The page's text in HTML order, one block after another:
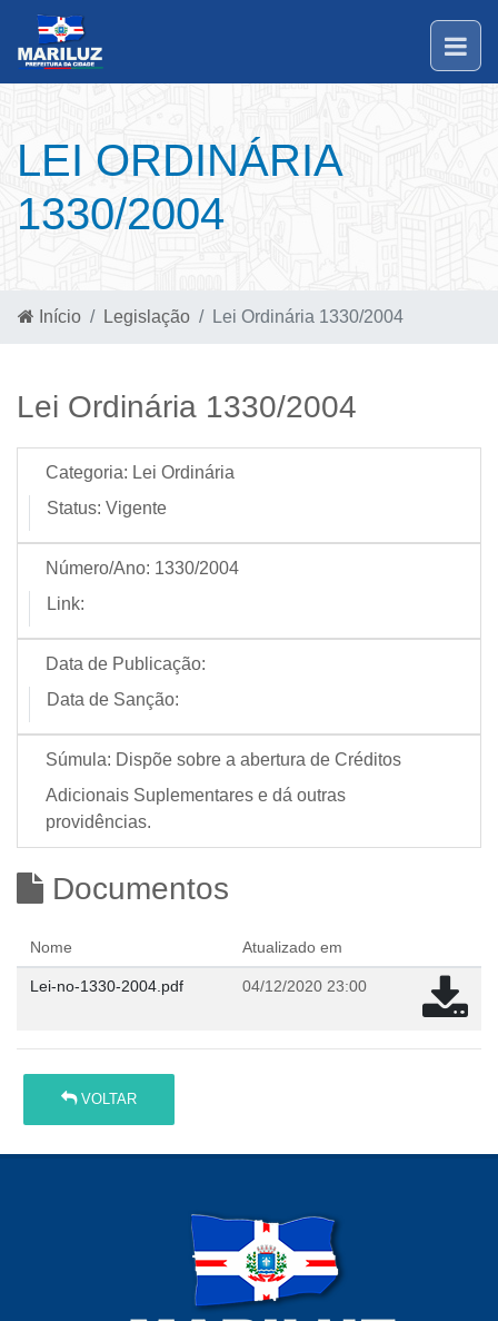
LEI ORDINÁRIA
1330/2004
Início Legislação Lei Ordinária 1330/2004
Lei Ordinária 1330/2004
Categoria: Lei Ordinária
Status: Vigente
Número/Ano: 1330/2004
Link:
Data de Publicação:
Data de Sanção:
Súmula: Dispõe sobre a abertura de Créditos
Adicionais Suplementares e dá outras
providências.
Documentos
Nome Atualizado em
Lei-no-1330-2004.pdf 04/12/2020 23:00
VOLTAR